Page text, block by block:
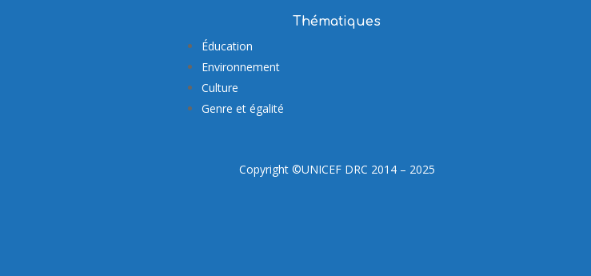
Thématiques
Éducation
Environnement
Culture
Genre et égalité
Copyright ©UNICEF DRC 2014 – 2025